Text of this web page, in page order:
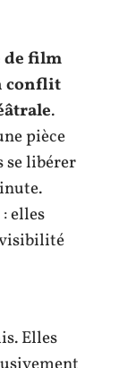
de film
conflit
.
pièce
se libérer
elles
Elles